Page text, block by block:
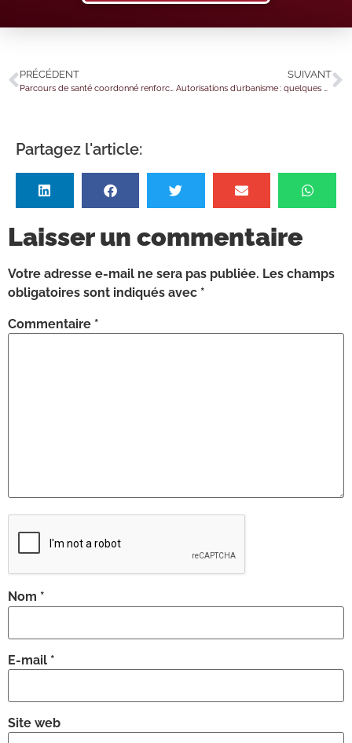
PRÉCÉDENT
Parcours de santé coordonné renforcé : quelques précisions supplémentaires
SUIVANT
Autorisations d’urbanisme : quelques nouveautés…
Partagez l'article:
Laisser un commentaire
Votre adresse e-mail ne sera pas publiée. Les champs
obligatoires sont indiqués avec *
Commentaire *
Nom *
E-mail *
Site web